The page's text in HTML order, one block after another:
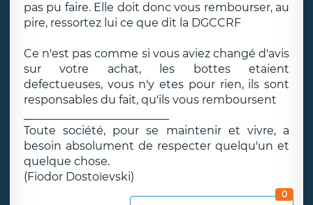
pas pu faire. Elle doit donc vous rembourser, au
pire, ressortez lui ce que dit la DGCCRF
Ce n'est pas comme si vous aviez changé d'avis
sur votre achat, les bottes etaient
defectueuses, vous n'y etes pour rien, ils sont
responsables du fait, qu'ils vous remboursent
Toute société, pour se maintenir et vivre, a
besoin absolument de respecter quelqu'un et
quelque chose.
(Fiodor Dostoïevski)
0